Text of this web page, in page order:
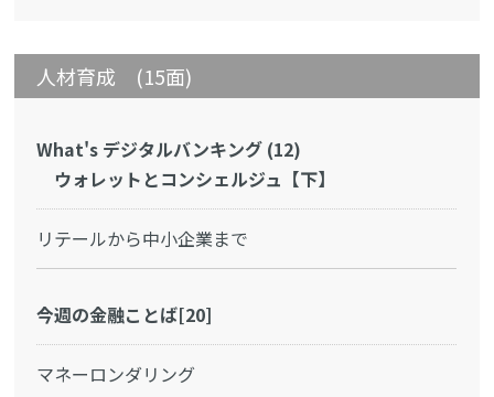
人材育成 (15面)
What's デジタルバンキング (12)
ウォレットとコンシェルジュ【下】
リテールから中小企業まで
今週の金融ことば[20]
マネーロンダリング